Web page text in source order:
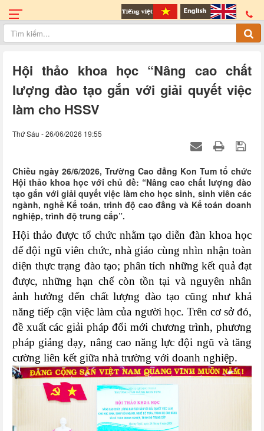
Hội thảo khoa học “Nâng cao chất
lượng đào tạo gắn với giải quyết việc
làm cho HSSV
Thứ Sáu - 26/06/2026 19:55
Chiều ngày 26/6/2026, Trường Cao đẳng Kon Tum tổ chức
Hội thảo khoa học với chủ đề: “Nâng cao chất lượng đào
tạo gắn với giải quyết việc làm cho học sinh, sinh viên các
ngành, nghề Kế toán, trình độ cao đẳng và Kế toán doanh
nghiệp, trình độ trung cấp”.
Hội thảo được tổ chức nhằm tạo diễn đàn khoa học
để đội ngũ viên chức, nhà giáo cùng nhìn nhận toàn
diện thực trạng đào tạo; phân tích những kết quả đạt
được, những hạn chế còn tồn tại và nguyên nhân
ảnh hưởng đến chất lượng đào tạo cũng như khả
năng tiếp cận việc làm của người học. Trên cơ sở đó,
đề xuất các giải pháp đổi mới chương trình, phương
pháp giảng dạy, nâng cao năng lực đội ngũ và tăng
cường liên kết giữa nhà trường với doanh nghiệp.